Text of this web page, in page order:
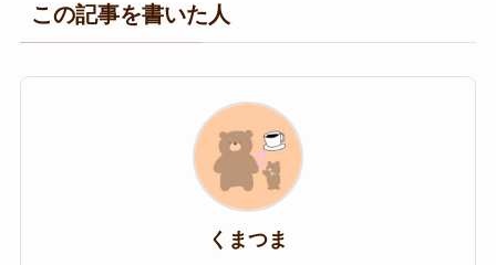
この記事を書いた人
くまつま